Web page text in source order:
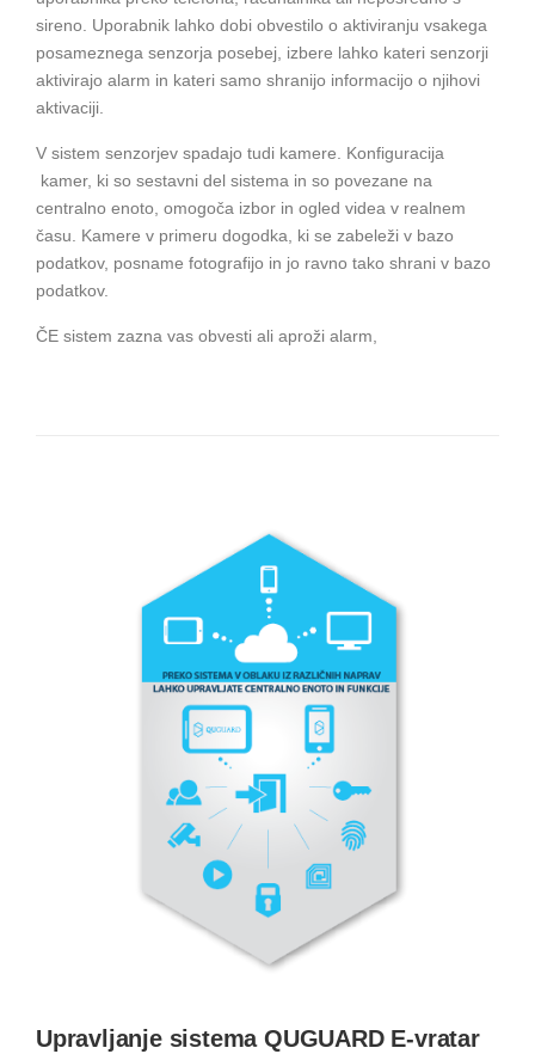
sireno. Uporabnik lahko dobi obvestilo o aktiviranju vsakega
posameznega senzorja posebej, izbere lahko kateri senzorji
aktivirajo alarm in kateri samo shranijo informacijo o njihovi
aktivaciji.
V sistem senzorjev spadajo tudi kamere. Konfiguracija
kamer, ki so sestavni del sistema in so povezane na
centralno enoto, omogoča izbor in ogled videa v realnem
času. Kamere v primeru dogodka, ki se zabeleži v bazo
podatkov, posname fotografijo in jo ravno tako shrani v bazo
podatkov.
ČE sistem zazna vas obvesti ali aproži alarm,
Upravljanje sistema QUGUARD E-vratar